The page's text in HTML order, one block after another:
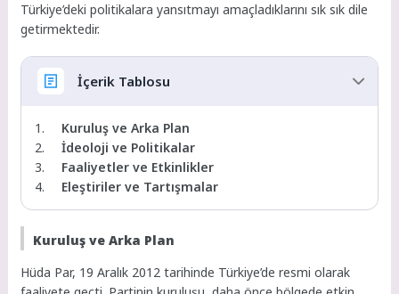
Türkiye’deki politikalara yansıtmayı amaçladıklarını sık sık dile
getirmektedir.
İçerik Tablosu
Kuruluş ve Arka Plan
İdeoloji ve Politikalar
Faaliyetler ve Etkinlikler
Eleştiriler ve Tartışmalar
Kuruluş ve Arka Plan
Hüda Par, 19 Aralık 2012 tarihinde Türkiye’de resmi olarak